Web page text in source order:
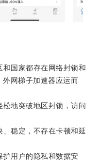
国家都存在网络封锁和
外网梯子加速器应运而
地突破地区封锁，访问
稳定，不存在卡顿和延
用户的隐私和数据安